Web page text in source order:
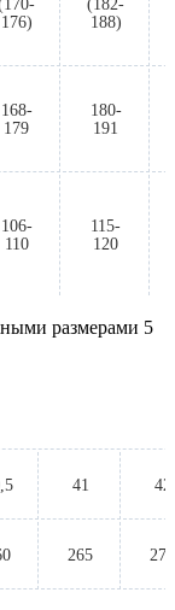
176)
(182-
188)
168-
179
180-
191
106-
110
115-
120
размерами 5
41 42
265 270